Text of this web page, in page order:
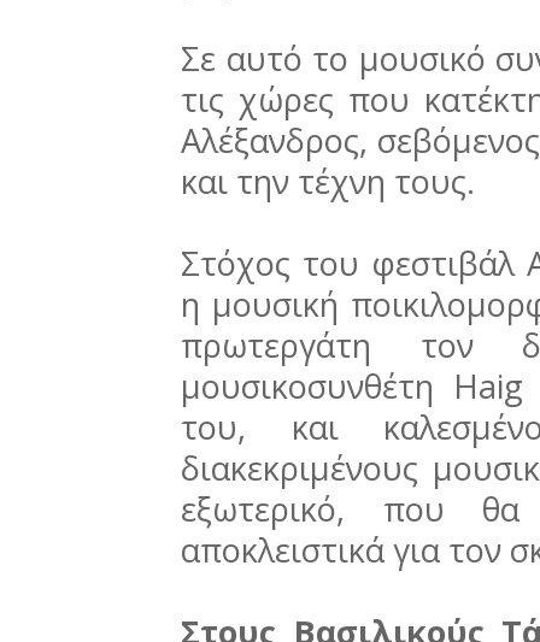
Σε αυτό το μουσικό
τις χώρες που
Αλέξανδρος,
και την τέχνη τους.
Στόχος του φεστιβάλ
η μουσική
πρωτεργάτη τον
μουσικοσυνθέτη
του, και
διακεκριμένους
εξωτερικό, που
αποκλειστικά για τον
Στους Βασιλικούς